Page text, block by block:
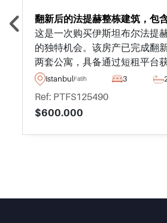
翻新后的法提赫整栋建筑，包
这是一次购买伊斯坦布尔法提
的独特机会。该房产已完成翻
两套公寓，具备通过短租平台
益的巨大潜力。
IstanbulFatih 3
Ref: PTFS125490
$600.000